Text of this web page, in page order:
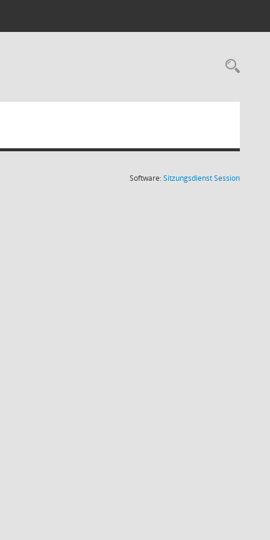
Software:SitzungsdienstSession(Wird in